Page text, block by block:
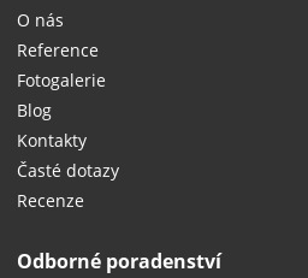
O nás
Reference
Fotogalerie
Blog
Kontakty
Časté dotazy
Recenze
Odborné poradenství